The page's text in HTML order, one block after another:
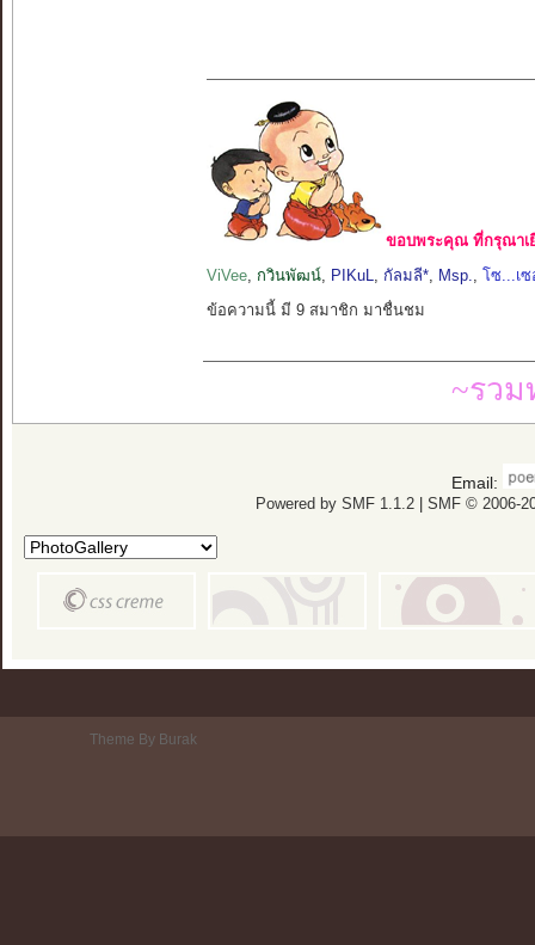
ขอบพระคุณ ที่กรุณาเ
ViVee, กวินพัฒน์, PIKuL กัลมลี*, Msp.
โซ...เซ
ข้อความนี้ มี 9 สมาชิก มาชื่นชม
~รว
Email:
Powered by SMF 1.1.2| SMF © 2006-
Theme By Burak